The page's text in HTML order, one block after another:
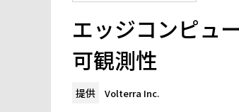
エッジコンピュ
可観測性
提供 Volterra Inc.